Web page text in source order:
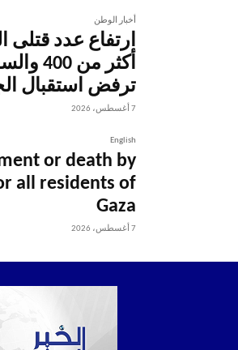
أخبار الوطن
ارتفاع عدد قتلى
أكثر من
ترفض استقبال
7 أغسطس، 2026
English
or death by
all residents of
Gaza
7 أغسطس، 2026